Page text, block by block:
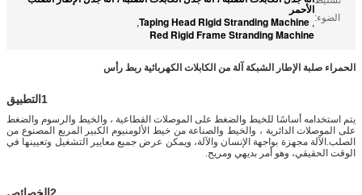
الضوء:
الأحمر
,
Taping Head Rigid Stranding Machine
,
Red Rigid Frame Stranding Machine
الحمراء صلبة الإطار الشبكة آلة من الكابلات الكهربائية ربط رأس
1التطبيق
يتم استخدامه أساسًا للخيط والضغط على الموصلات القطاعية ، والخيط والرسوم والضغط
على الموصلات الدائرية ، والخيط والصناعة من خيط الألومنيوم الكبير المربع المصنوع من
الصلب.الآلة مجهزة بواجهة الإنسان والآلة، ويمكن عرض جميع معايير التشغيل وتعيينها في
الوقت الحقيقي، وهو أمر بديهي ومريح.